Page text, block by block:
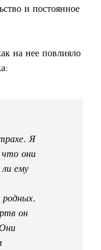
и постоянное
на нее повлияло
Я
они
ему
родных.
он